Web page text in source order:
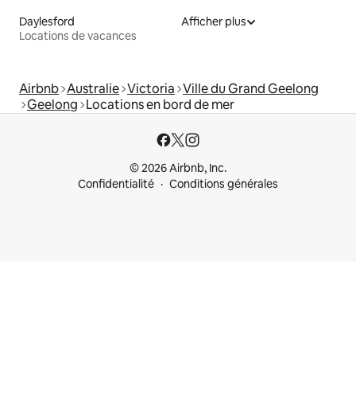
Daylesford
Locations de vacances
Afficher plus
Airbnb Australie Victoria Ville du Grand Geelong
Geelong Locations en bord de mer
© 2026 Airbnb, Inc.
Confidentialité
Conditions générales